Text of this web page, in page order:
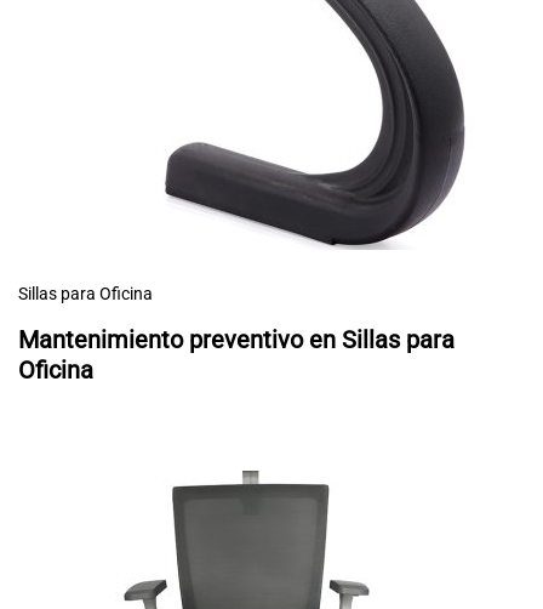
Sillas para Oficina
Mantenimiento preventivo en Sillas para
Oficina